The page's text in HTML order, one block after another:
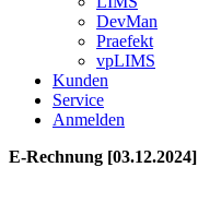
DevMan
Praefekt
vpLIMS
Kunden
Service
Anmelden
E-Rechnung [03.12.2024]